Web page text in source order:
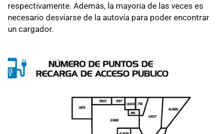
respectivamente. Además, la mayoría de las veces es
necesario desviarse de la autovía para poder encontrar
un cargador.